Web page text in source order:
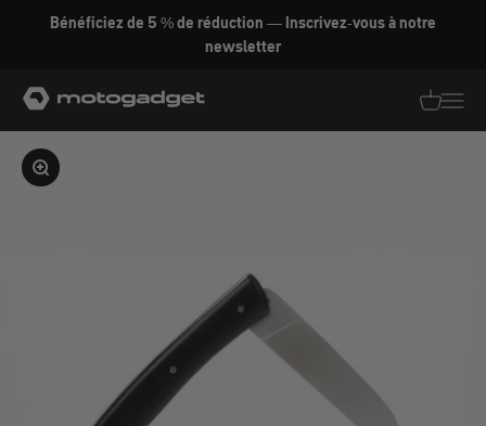
Aller au contenu
Bénéficiez de 5 % de réduction — Inscrivez-vous à notre
newsletter
motogadget GmbH
Agrandir l'image